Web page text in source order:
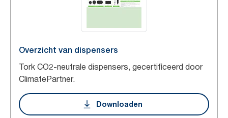
Overzicht van dispensers
Tork CO2-neutrale dispensers, gecertificeerd door
ClimatePartner.
Downloaden